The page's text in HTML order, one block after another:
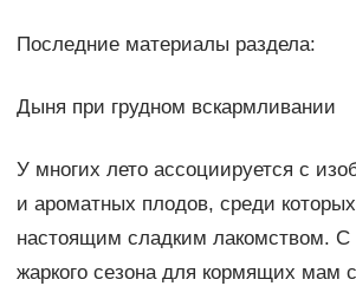
Последние материалы раздела:
Дыня при грудном вскармливании
У многих лето ассоциируется с
и ароматных плодов, среди
настоящим сладким лакомством. С
жаркого сезона для кормящих мам